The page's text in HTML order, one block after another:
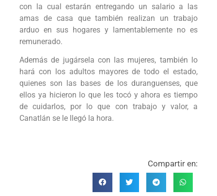
con la cual estarán entregando un salario a las
amas de casa que también realizan un trabajo
arduo en sus hogares y lamentablemente no es
remunerado.
Además de jugársela con las mujeres, también lo
hará con los adultos mayores de todo el estado,
quienes son las bases de los duranguenses, que
ellos ya hicieron lo que les tocó y ahora es tiempo
de cuidarlos, por lo que con trabajo y valor, a
Canatlán se le llegó la hora.
Compartir en: